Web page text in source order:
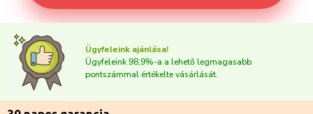
Ügyfeleink ajánlása!
Ügyfeleink 98,9%-a a lehető legmagasabb
pontszámmal értékelte vásárlását.